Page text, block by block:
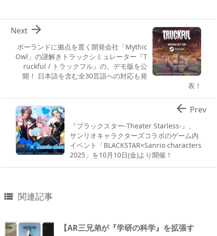
ポーランドに拠点を置く開発会社「Mythic
Owl」の謎解きトラックシミュレーター『T
ruckful / トラックフル』の、デモ版を公
開！ 日本語を含む全30言語への対応も発
表！

Next
『ブラックスター-Theater Starless-』、
サンリオキャラクターズコラボのゲーム内
イベント「BLACKSTAR×Sanrio characters
2025」を10月10日(金)より開催！
 Prev
 関連記事
【AR三兄弟が『学研の科学』を拡張す